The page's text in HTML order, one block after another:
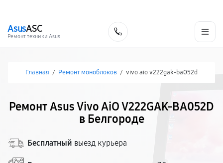
AsusASC
Ремонт техники Asus
Главная / Ремонт моноблоков / vivo aio v222gak-ba052d
Ремонт Asus Vivo AiO V222GAK-BA052D
в Белгороде
Бесплатный выезд курьера